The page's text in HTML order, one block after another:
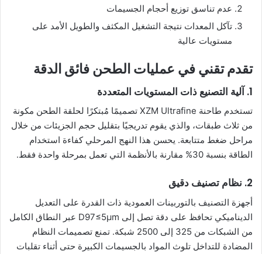
عدم تناسق توزيع أحجام الجسيمات
تآكل المعدات نتيجة التشغيل المكثف والطويل الأمد على
مستويات عالية
تقدم تقني في عمليات الطحن فائق الدقة
1. آلية التصنيع ذات المستويات المتعددة
تستخدم طاحنة XZM Ultrafine تصميمًا مُبتكرًا لحلقة الطحن مكونة
من ثلاث طبقات، والذي يقوم تدريجيًا بتقليل حجم الجزيئات من خلال
مراحل ضغط متتابعة. يحسن هذا النهج المرحلي كفاءة استخدام
الطاقة بنسبة 30% مقارنة بالأنظمة التي تعمل بمرحلة واحدة فقط.
2. نظام تصنيف دقيق
أجهزة التصنيف بالتوربينات العمودية ذات القدرة على التعديل
الديناميكي تحافظ على دقة تصل إلى D97≤5μm عبر النطاق الكامل
من الشبكات من 325 إلى 2500 شبكة. تمنع تصميمات النظام
المضادة للتداخل تلوث المواد بالجسيمات الكبيرة حتى أثناء تقلبات